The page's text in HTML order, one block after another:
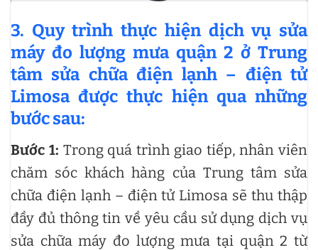
3. Quy trình thực hiện dịch vụ sửa
máy đo lượng mưa quận 2 ở Trung
tâm sửa chữa điện lạnh – điện tử
Limosa được thực hiện qua những
bước sau:
Bước 1: Trong quá trình giao tiếp, nhân viên
chăm sóc khách hàng của Trung tâm sửa
chữa điện lạnh – điện tử Limosa sẽ thu thập
đầy đủ thông tin về yêu cầu sử dụng dịch vụ
sửa chữa máy đo lượng mưa tại quận 2 từ